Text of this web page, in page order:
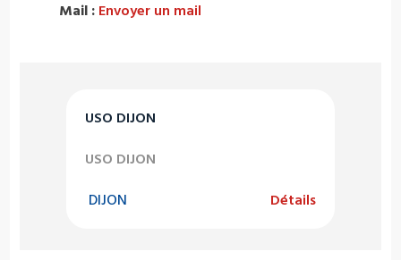
USO DIJON
USO DIJON
DIJON Détails
Mail : Envoyer un mail